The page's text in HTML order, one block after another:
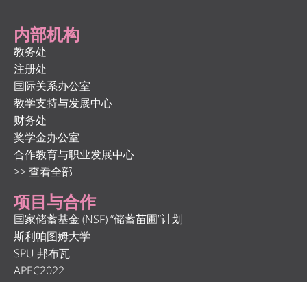
内部机构
教务处
注册处
国际关系办公室
教学支持与发展中心
财务处
奖学金办公室
合作教育与职业发展中心
>> 查看全部
项目与合作
国家储蓄基金 (NSF) “储蓄苗圃”计划
斯利帕图姆大学
SPU 邦布瓦
APEC2022